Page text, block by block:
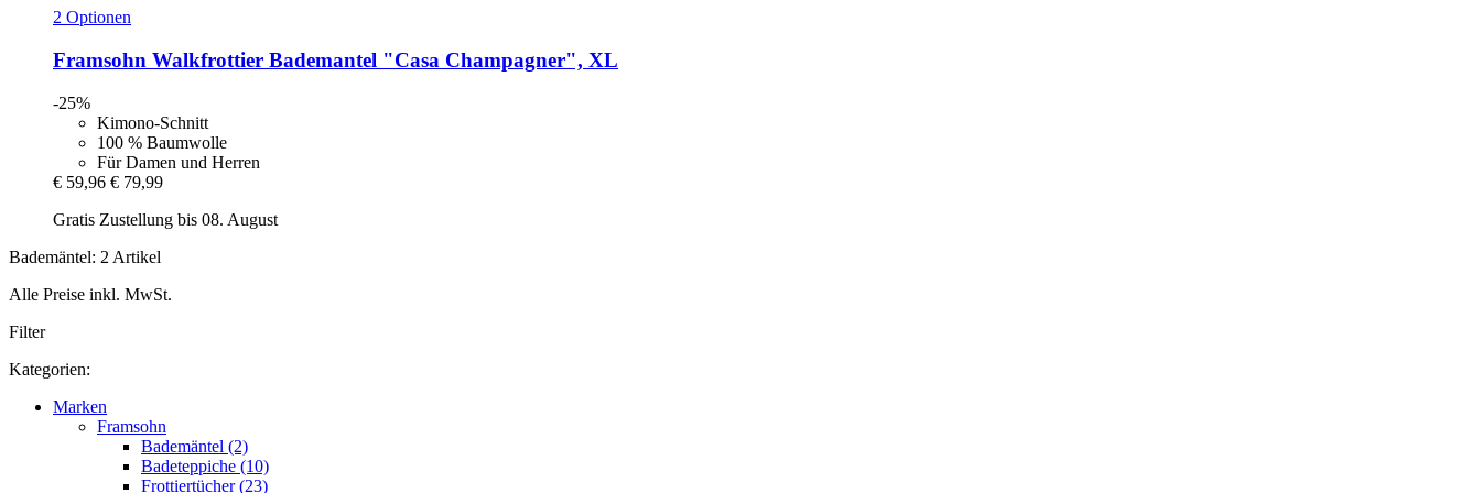
2 Optionen
Framsohn Walkfrottier Bademantel "Casa Champagner", XL
-25%
Kimono-Schnitt
100 % Baumwolle
Für Damen und Herren
€ 59,96 € 79,99
Gratis Zustellung bis 08. August
Bademäntel: 2 Artikel
Alle Preise inkl. MwSt.
Filter
Kategorien:
Marken
Framsohn
Bademäntel (2)
Badeteppiche (10)
Frottiertücher (23)